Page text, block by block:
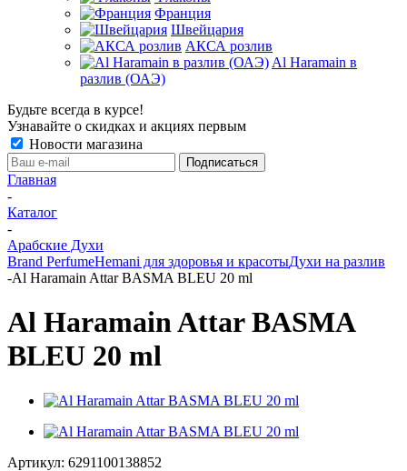
Франция
Швейцария
АКСА розлив
Al Haramain в
разлив (ОАЭ)
Будьте всегда в курсе!
Узнавайте о скидках и акциях первым
Новости магазина
Главная
-
Каталог
-
Арабские Духи
Brand PerfumeHemani для здоровья и красотыДухи на разлив
-Al Haramain Attar BASMA BLEU 20 ml
Al Haramain Attar BASMA
BLEU 20 ml
Артикул: 6291100138852